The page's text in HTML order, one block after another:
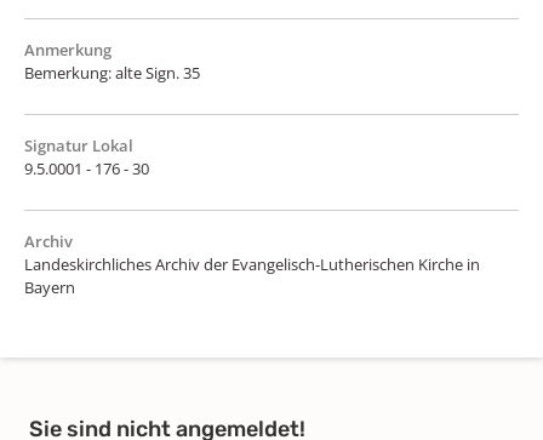
Anmerkung
Bemerkung: alte Sign. 35
Signatur Lokal
9.5.0001 - 176 - 30
Archiv
Landeskirchliches Archiv der Evangelisch-Lutherischen Kirche in
Bayern
Sie sind nicht angemeldet!